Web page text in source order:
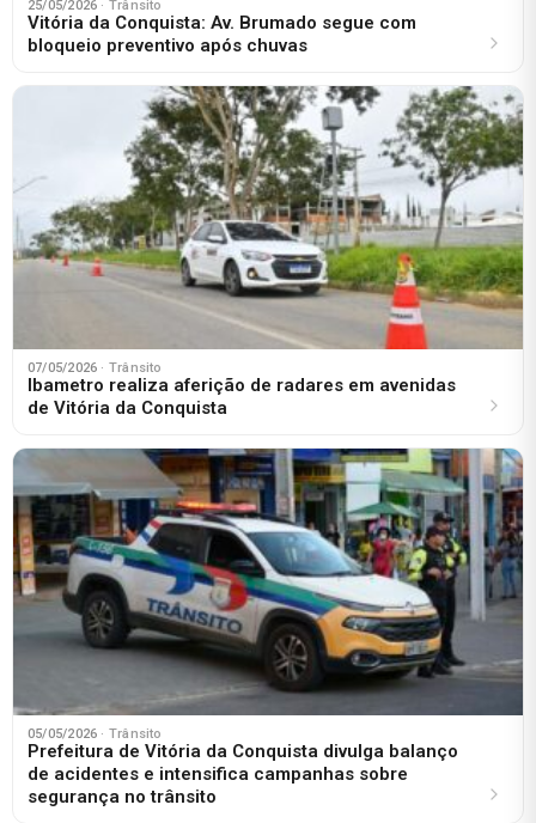
25/05/2026 · Trânsito
Vitória da Conquista: Av. Brumado segue com
bloqueio preventivo após chuvas
07/05/2026 · Trânsito
Ibametro realiza aferição de radares em avenidas
de Vitória da Conquista
05/05/2026 · Trânsito
Prefeitura de Vitória da Conquista divulga balanço
de acidentes e intensifica campanhas sobre
segurança no trânsito